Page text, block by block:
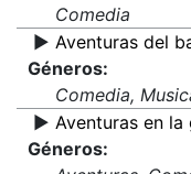
Comedia
▶️ Aventuras del
Géneros:
Comedia,
▶️ Aventuras en la
Géneros: